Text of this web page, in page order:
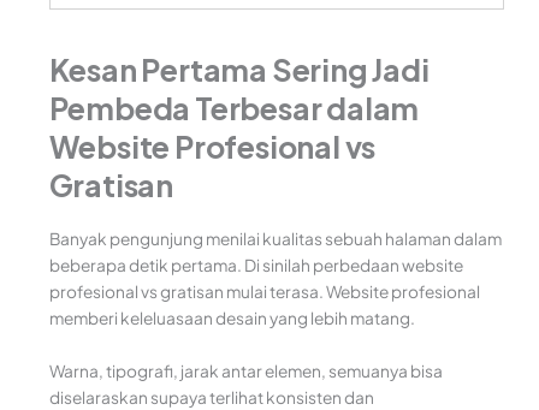
Kesan Pertama Sering Jadi
Pembeda Terbesar dalam
Website Profesional vs
Gratisan
Banyak pengunjung menilai kualitas sebuah halaman dalam
beberapa detik pertama. Di sinilah perbedaan website
profesional vs gratisan mulai terasa. Website profesional
memberi keleluasaan desain yang lebih matang.
Warna, tipografi, jarak antar elemen, semuanya bisa
diselaraskan supaya terlihat konsisten dan